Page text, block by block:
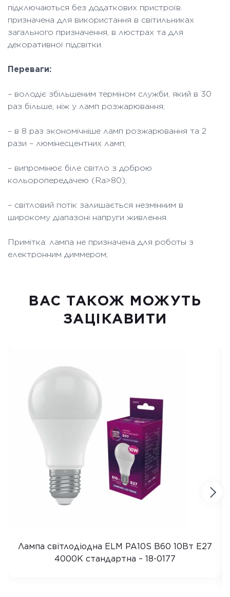
підключаються без додаткових пристроїв.
призначена для використання в світильниках
загального призначення, в люстрах та для
декоративної підсвітки.
Переваги:
– володіє збільшеним терміном служби, який в 30
раз більше, ніж у ламп розжарювання;
– в 8 раз экономічніше ламп розжарювання та 2
рази – люмінесцентних ламп;
– випромінює біле світло з доброю
кольоропередачею (Ra>80);
– світловий потік залишається незмінним в
широкому діапазоні напруги живлення.
Примітка: лампа не призначена для роботы з
електронним диммером;
ВАC ТАКОЖ МОЖУТЬ
ЗАЦІКАВИТИ
Лампа світлодіодна ELM PA10S B60 10Вт E27
4000K стандартна – 18-0177